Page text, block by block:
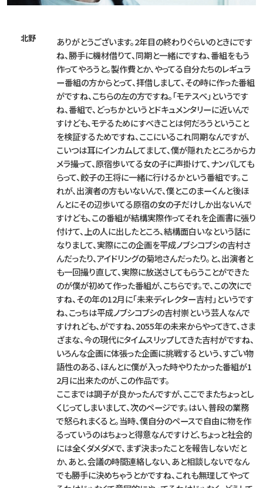
北野
ありがとうございます。2年目の終わりぐらいのときにです
ね、勝手に機材借りて、同期と一緒にですね、番組をもう
作ってやろうと。製作費とか、やってる自分たちのレギュラ
ー番組の方からとって、拝借しまして、その時に作った番組
がですね、こちらの左の方ですね。「モテスベ」というです
ね、番組で、どっちかというとドキュメンタリーに近いんで
すけども、モテるためにすべきことは何だろうということ
を検証するためですね、ここにいるこれ同期なんですが、
こいつは耳にインカムしてまして、僕が隠れたところからカ
メラ撮って、原宿歩いてる女の子に声掛けて、ナンパしても
らって、餃子の王将に一緒に行けるかという番組です。こ
れが、出演者の方もいないんで、僕とこのまーくんと後ほ
んとにその辺歩いてる原宿の女の子だけしか出ないんで
すけども、この番組が結構実際作ってそれを企画書に張り
付けて、上の人に出したところ、結構面白いなという話に
なりまして、実際にこの企画を平成ノブシコブシの吉村さ
んだったり、アイドリングの菊地さんだったり。と、出演者と
も一回撮り直して、実際に放送さしてもらうことができた
のが僕が初めて作った番組が、こちらです。で、この次にで
すね、その年の12月に「未来ディレクター吉村」というです
ね、こっちは平成ノブシコブシの吉村崇という芸人なんで
すけれども、がですね、2055年の未来からやってきて、さま
ざまな、今の現代にタイムスリップしてきた吉村がですね、
いろんな企画に体張った企画に挑戦するという、すごい物
語性のある、ほんとに僕が入った時やりたかった番組が1
2月に出来たのが、この作品です。
ここまでは調子が良かったんですが、ここでまたちょっとし
くじってしまいまして、次のページです。はい、普段の業務
で怒られまくると。当時、僕自分のペースで自由に物を作
るっていうのはちょっと得意なんですけど、ちょっと社会的
には全くダメダメで、まず決まったことを報告しないだと
か、あと、会議の時間連絡しない、あと相談しないでなん
でも勝手に決めちゃうとかですね、これも無理してやって